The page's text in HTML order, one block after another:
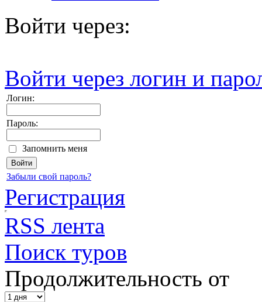
Войти через:
Войти через логин и
Логин:
Пароль:
Запомнить меня
Забыли свой пароль?
Регистрация
RSS лента
Поиск туров
Продолжительность от